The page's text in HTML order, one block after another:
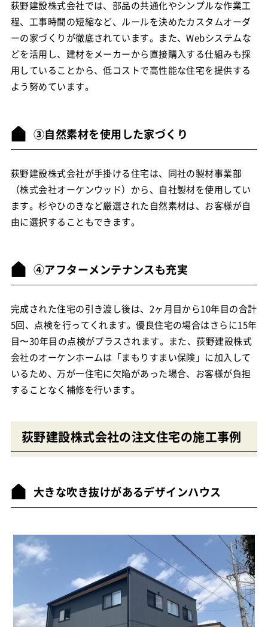
荻野建設株式会社では、部品の共通化やシンプルな作業工
程、工事時間の短縮など、ルールを決めたカスタムオーダ
ーの家づくりが徹底されています。また、Webシステムな
どを活用し、建材をメーカーから直接購入する仕組みも採
用していることから、低コストで高性能な住宅を提供する
よう努めています。
③自然素材を使用した家づくり
荻野建設株式会社が手掛ける住宅は、同社の製材事業部
（株式会社オーケンウッド）から、自社製材を使用してい
ます。杉やひのきなど厳選された自然素材は、お客様が自
由に選択することもできます。
④アフターメンテナンスも充実
完成された住宅の引き渡し後は、2ヶ月目から10年目の合計
5回、点検を行ってくれます。優良住宅の場合はさらに15年
目〜30年目の点検がプラスされます。また、荻野建設株式
会社のオーケンホームは「まもりすまい保険」に加入して
いるため、万が一住宅に欠陥があった場合、お客様が負担
することなく補修を行います。
荻野建設株式会社の注文住宅の施工事例
大きな吹き抜けがあるデザインハウス